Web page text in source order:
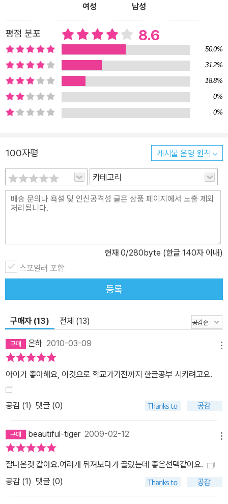
여성
남성
평점 분포 8.6
50.0%
31.2%
18.8%
0%
0%
100자평 게시물 운영 원칙
카테고리
현재 0/280byte (한글 140자 이내)
스포일러 포함
등록
구매자 (13) 전체 (13)
은하 2010-03-09
아이가 좋아해요, 이것으로 학교가기전까지 한글공부 시키려고요.
공감 (1) 댓글 (0)
beautiful-tiger2009-02-12
잘나온것 같아요.여러개 뒤져보다가 골랐는데 좋은선택같아요.
공감 (1) 댓글 (0)